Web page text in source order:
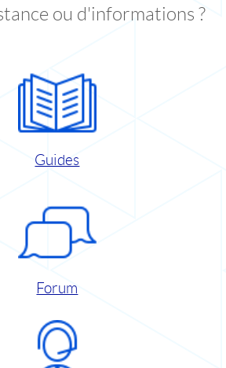
ou d'informations ?
Guides
Forum